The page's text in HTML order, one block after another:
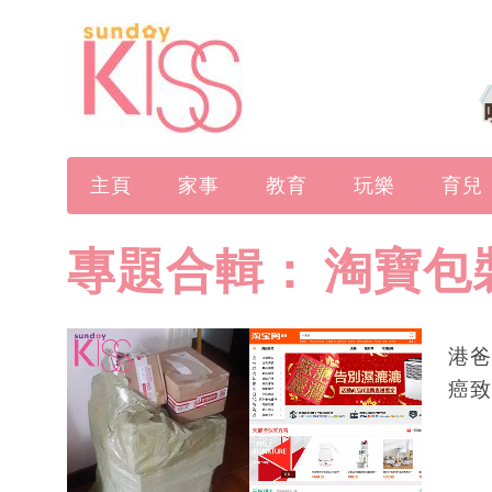
主頁 家事 教育 玩樂 育兒
專題合輯： 淘寶包
港
癌